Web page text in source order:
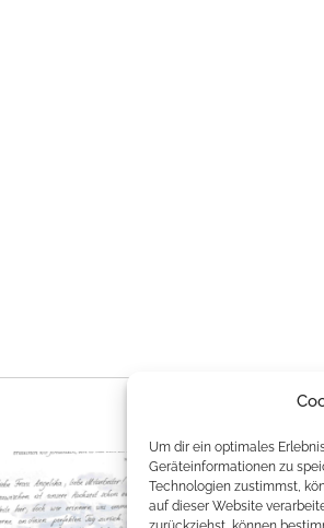
Um dir ein optimales
Geräteinformationen zu
Technologien zustimmst,
auf dieser Website